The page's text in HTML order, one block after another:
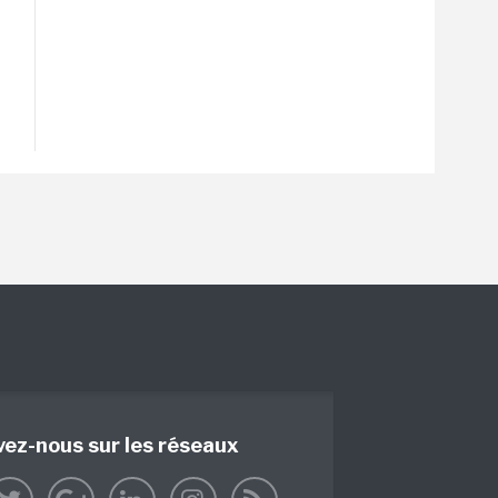
nous sur les réseaux